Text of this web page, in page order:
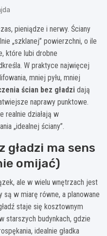
pieniądze i nerwy. Ściany
„szklanej” powierzchni, o ile
które lubi drobne
W praktyce najwięcej
mniej pyłu, mniej
ścian bez gładzi dają
naprawy punktowe.
realnie działają w
„idealnej ściany”.
gładzi ma sens
omijać)
ale w wielu wnętrzach jest
są w miarę równe, a planowane
staje się kosztownym
starszych budynkach, gdzie
idealnie gładka